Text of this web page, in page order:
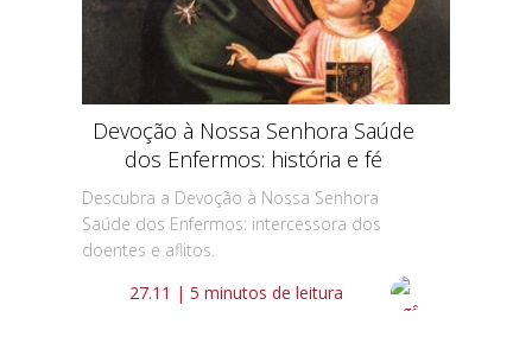
Devoção à Nossa Senhora Saúde
dos Enfermos: história e fé
Descubra a Devoção à Nossa Senhora
Saúde dos Enfermos: intercessora dos
doentes e aflitos.
27.11 | 5 minutos de leitura